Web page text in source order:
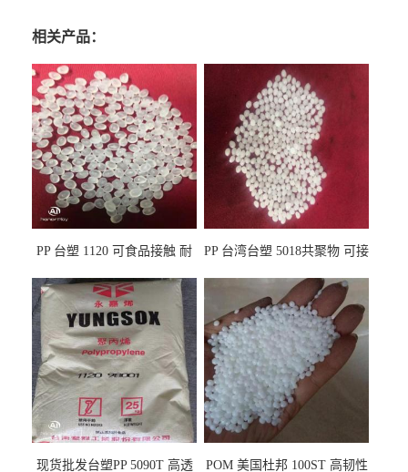
相关产品：
PP 台塑 1120 可食品接触 耐
PP 台湾台塑 5018共聚物 可接
现货批发台塑PP 5090T 高透
POM 美国杜邦 100ST 高韧性